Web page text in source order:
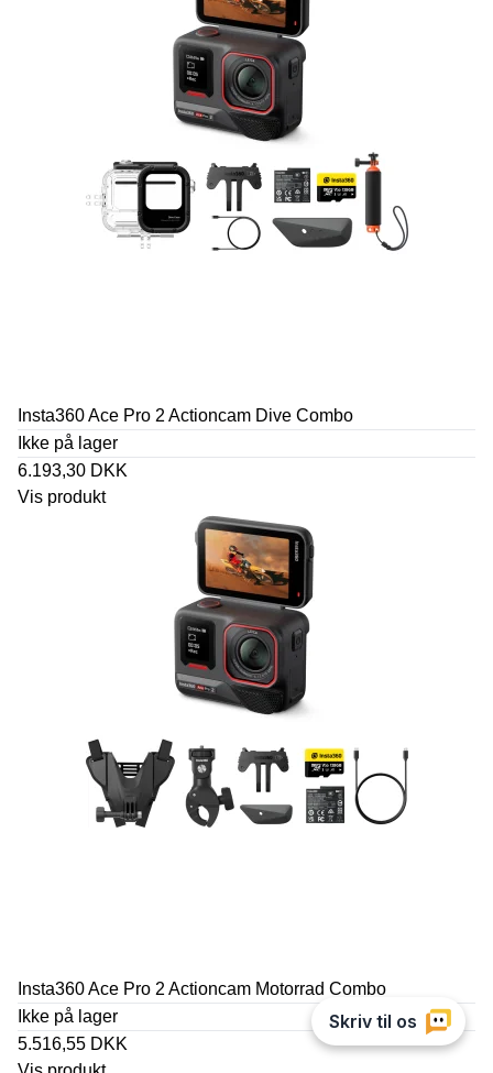
Insta360 Ace Pro 2 Actioncam Dive Combo
Ikke på lager
6.193,30 DKK
Vis produkt
Insta360 Ace Pro 2 Actioncam Motorrad Combo
Ikke på lager
5.516,55 DKK